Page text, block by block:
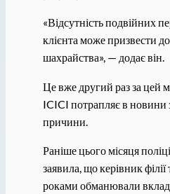
«Відсутність подвійних
клієнта може призвести
шахрайства», — додає він.
Це вже другий раз за цей
ICICI потрапляє в новини
причини.
Раніше цього місяця
заявила, що керівник
роками обманювали